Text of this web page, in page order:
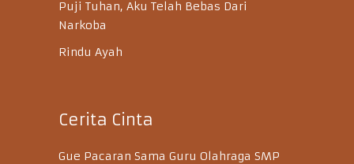
Puji Tuhan, Aku Telah Bebas Dari
Narkoba
Rindu Ayah
Cerita Cinta
Gue Pacaran Sama Guru Olahraga SMP